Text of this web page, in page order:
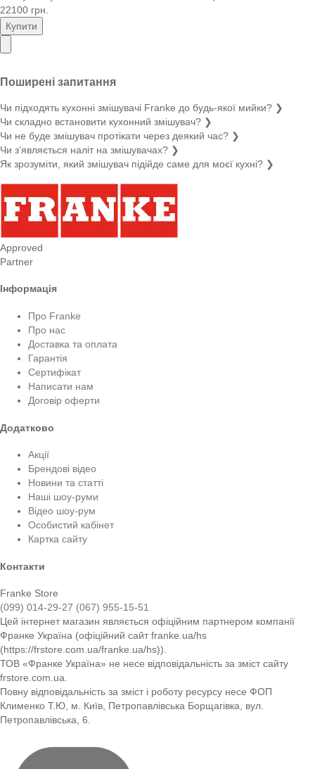
22100 грн.
Купити
Поширені запитання
Чи підходять кухонні змішувачі Franke до будь-якої мийки? ❯
Чи складно встановити кухонний змішувач? ❯
Чи не буде змішувач протікати через деякий час? ❯
Чи з’являється наліт на змішувачах? ❯
Як зрозуміти, який змішувач підійде саме для моєї кухні? ❯
Approved
Partner
Інформація
Про Franke
Про нас
Доставка та оплата
Гарантія
Сертифікат
Написати нам
Договір оферти
Додатково
Акції
Брендові відео
Новини та статті
Наші шоу-руми
Відео шоу-рум
Особистий кабінет
Картка сайту
Контакти
Franke Store
(099) 014-29-27 (067) 955-15-51
Цей інтернет магазин являється офіційним партнером компанії
Франке Україна (офіційний сайт franke.ua/hs
(https://frstore.com.ua/franke.ua/hs)).
ТОВ «Франке Україна» не несе відповідальність за зміст сайту
frstore.com.ua.
Повну відповідальність за зміст і роботу ресурсу несе ФОП
Клименко Т.Ю, м. Київ, Петропавлівська Борщагівка, вул.
Петропавлівська, 6.